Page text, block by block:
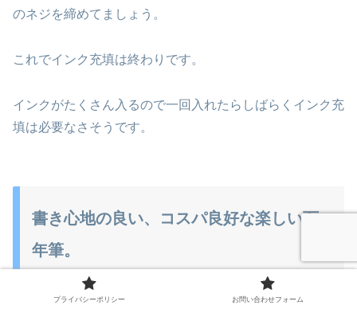
のネジを締めてましょう。
これでインク充填は終わりです。
インクがたくさん入るので一回入れたらしばらくインク充
填は必要なさそうです。
書き心地の良い、コスパ良好な楽しい万
年筆。
プライバシーポリシー お問い合わせフォーム